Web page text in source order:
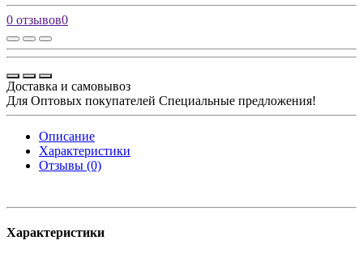
0 отзывов0
Доставка и самовывоз
Для Оптовых покупателей Специальные предложения!
Описание
Характеристики
Отзывы (0)
Характеристики